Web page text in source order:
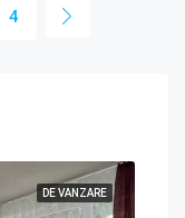
4
DE VANZARE